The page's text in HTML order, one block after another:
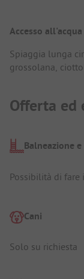
Accesso all'acqua
Spiaggia lunga
grossolana,
Offerta ed
Balneazione
Possibilità di fare
Cani
Solo su richiesta